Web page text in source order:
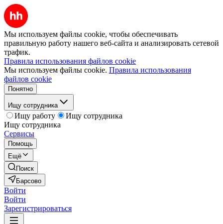
Мы используем файлы cookie, чтобы обеспечивать
правильную работу нашего веб-сайта и анализировать сетевой
трафик.
Правила использования файлов cookie
Мы используем файлы cookie. Правила использования
файлов cookie
Понятно
Ищу сотрудника
Ищу работу
Ищу сотрудника
Ищу сотрудника
Сервисы
Помощь
Ещё
Поиск
Барсово
Войти
Войти
Зарегистрироваться